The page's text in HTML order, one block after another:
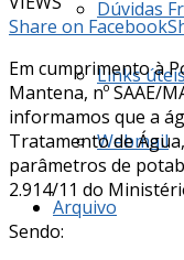
Dúvidas
Links
Webmail
Arquivo
Share on Facebook
Em cumprimento à
Mantena, nº SAAE/
informamos que a
Tratamento de
parâmetros de
2.914/11 do
Sendo: